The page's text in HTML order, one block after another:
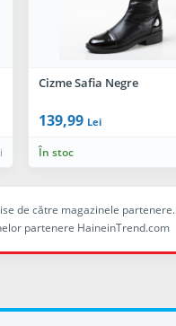
Cizme Safia Negre
139,99 Lei
În stoc
de către magazinele partenere.
partenere HaineinTrend.com